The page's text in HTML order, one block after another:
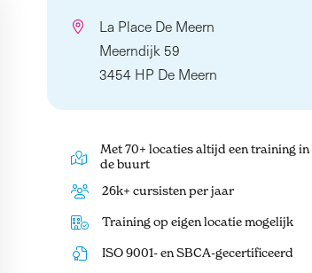
La Place De Meern
Meerndijk 59
3454 HP De Meern
Met 70+ locaties altijd een training in
de buurt
26k+ cursisten per jaar
Training op eigen locatie mogelijk
ISO 9001- en SBCA-gecertificeerd